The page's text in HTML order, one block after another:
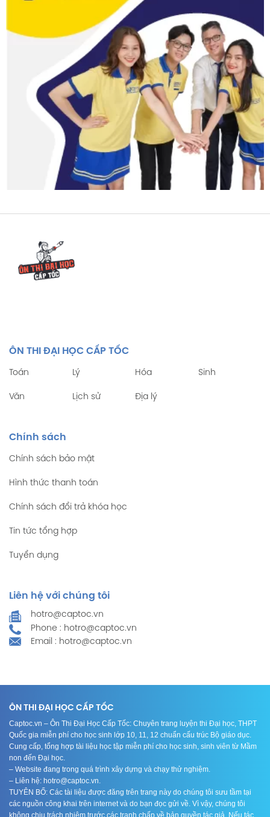
ÔN THI ĐẠI HỌC CẤP TỐC
Toán Lý Hóa Sinh
Văn Lịch sử Địa lý
Chính sách
Chính sách bảo mật
Hình thức thanh toán
Chính sách đổi trả khóa học
Tin tức tổng hợp
Tuyển dụng
Liên hệ với chúng tôi
hotro@captoc.vn
Phone : hotro@captoc.vn
Email : hotro@captoc.vn
ÔN THI ĐẠI HỌC CẤP TỐC
Captoc.vn – Ôn Thi Đại Học Cấp Tốc: Chuyên trang luyện thi Đại học, THPT
Quốc gia miễn phí cho học sinh lớp 10, 11, 12 chuẩn cấu trúc Bộ giáo dục.
Cung cấp, tổng hợp tài liệu học tập miễn phí cho học sinh, sinh viên từ Mầm
non đến Đại học.
– Website đang trong quá trình xây dựng và chạy thử nghiệm.
– Liên hệ: hotro@captoc.vn.
TUYÊN BỐ: Các tài liệu được đăng trên trang này do chúng tôi sưu tầm tại
các nguồn công khai trên internet và do bạn đọc gửi về. Vì vậy, chúng tôi
không chịu trách nhiệm trước các tranh chấp về bản quyền tác giả. Nếu tác